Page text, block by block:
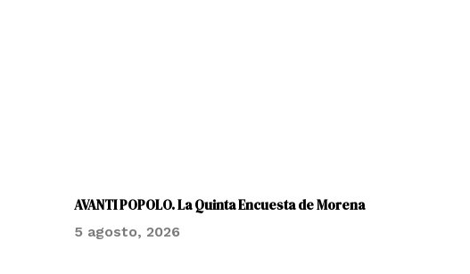
AVANTI POPOLO. La Quinta Encuesta de Morena
5 agosto, 2026